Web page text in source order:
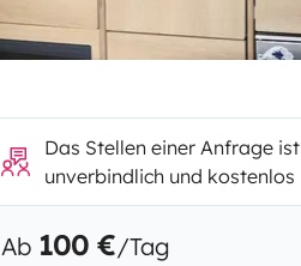
Das Stellen einer Anfrage ist
unverbindlich und kostenlos
Ab 100 €/Tag